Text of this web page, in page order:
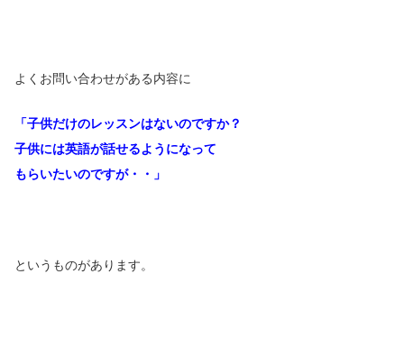
よくお問い合わせがある内容に
「子供だけのレッスンはないのですか？
子供には英語が話せるようになって
もらいたいのですが・・」
というものがあります。